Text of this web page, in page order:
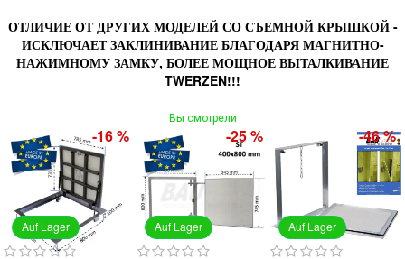
ОТЛИЧИЕ ОТ ДРУГИХ МОДЕЛЕЙ СО СЪЕМНОЙ КРЫШКОЙ -
ИСКЛЮЧАЕТ ЗАКЛИНИВАНИЕ БЛАГОДАРЯ МАГНИТНО-
НАЖИМНОМУ ЗАМКУ, БОЛЕЕ МОЩНОЕ ВЫТАЛКИВАНИЕ
TWERZEN!!!
Вы смотрели
Auf Lager
-16 %
Auf Lager
-25 %
Auf Lager
-46 %